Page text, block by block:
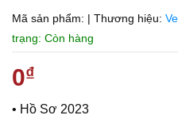
Mã sản phẩm: | Thương hiệu:
trạng: Còn hàng
0₫
• Hồ Sơ 2023